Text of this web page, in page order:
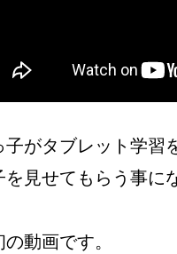
子がタブレット学習
を見せてもらう事に
の動画です。